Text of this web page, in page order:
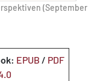
(September
EPUB / PDF